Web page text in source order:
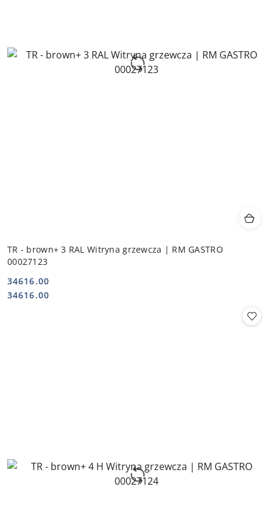
TR - brown+ 3 RAL Witryna grzewcza | RM GASTRO
00027123
Cena:
34616.00
Cena:
34616.00